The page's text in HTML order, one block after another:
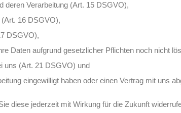
deren Verarbeitung (Art. 15 DSGVO),
16 DSGVO),
DSGVO),
Daten aufgrund gesetzlicher Pflichten noch nicht
uns (Art. 21 DSGVO) und
eingewilligt haben oder einen Vertrag mit uns
diese jederzeit mit Wirkung für die Zukunft